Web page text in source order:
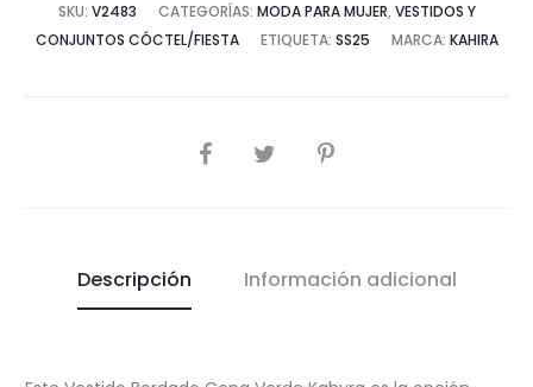
SKU: V2483 CATEGORÍAS: MODA PARA MUJER, VESTIDOS Y
CONJUNTOS CÓCTEL/FIESTA
ETIQUETA: SS25 MARCA: KAHIRA
COMPARTIR
Descripción Información adicional